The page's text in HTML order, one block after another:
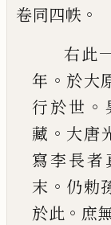
卷同四帙 。
右此
年 。 於大
行於世 。
藏 。 大唐
寫李長者
末 。 仍勅
於此 。 庶